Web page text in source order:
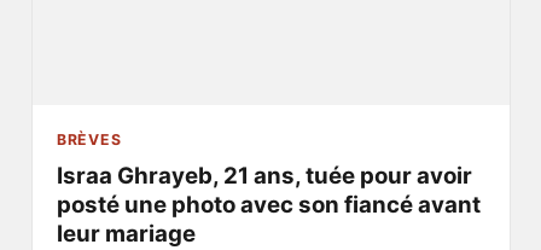
BRÈVES
Israa Ghrayeb, 21 ans, tuée pour avoir
posté une photo avec son fiancé avant
leur mariage